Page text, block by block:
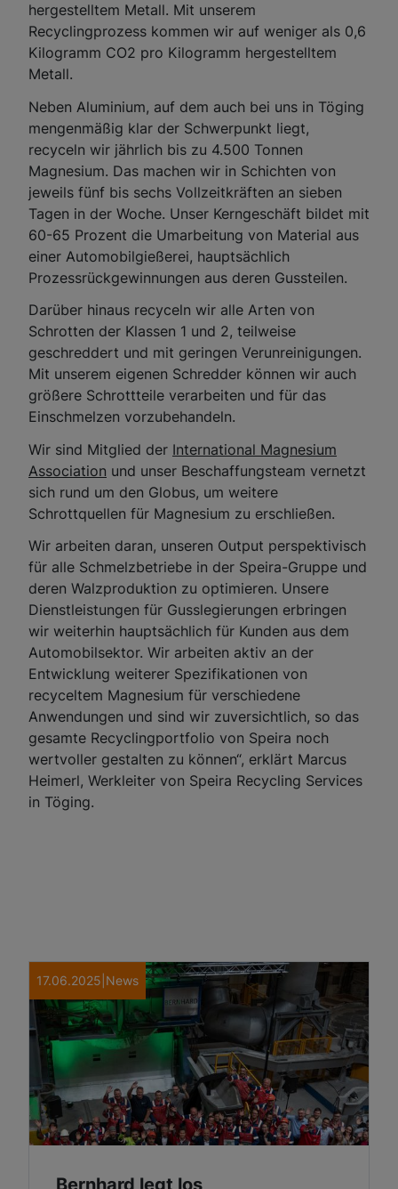
hergestelltem Metall. Mit unserem
Recyclingprozess kommen wir auf weniger als 0,6
Kilogramm CO2 pro Kilogramm hergestelltem
Metall.
Neben Aluminium, auf dem auch bei uns in Töging
mengenmäßig klar der Schwerpunkt liegt,
recyceln wir jährlich bis zu 4.500 Tonnen
Magnesium. Das machen wir in Schichten von
jeweils fünf bis sechs Vollzeitkräften an sieben
Tagen in der Woche. Unser Kerngeschäft bildet mit
60-65 Prozent die Umarbeitung von Material aus
einer Automobilgießerei, hauptsächlich
Prozessrückgewinnungen aus deren Gussteilen.
Darüber hinaus recyceln wir alle Arten von
Schrotten der Klassen 1 und 2, teilweise
geschreddert und mit geringen Verunreinigungen.
Mit unserem eigenen Schredder können wir auch
größere Schrottteile verarbeiten und für das
Einschmelzen vorzubehandeln.
Wir sind Mitglied der International Magnesium
Association und unser Beschaffungsteam vernetzt
sich rund um den Globus, um weitere
Schrottquellen für Magnesium zu erschließen.
Wir arbeiten daran, unseren Output perspektivisch
für alle Schmelzbetriebe in der Speira-Gruppe und
deren Walzproduktion zu optimieren. Unsere
Dienstleistungen für Gusslegierungen erbringen
wir weiterhin hauptsächlich für Kunden aus dem
Automobilsektor. Wir arbeiten aktiv an der
Entwicklung weiterer Spezifikationen von
recyceltem Magnesium für verschiedene
Anwendungen und sind wir zuversichtlich, so das
gesamte Recyclingportfolio von Speira noch
wertvoller gestalten zu können“, erklärt Marcus
Heimerl, Werkleiter von Speira Recycling Services
in Töging.
17.06.2025 News
Bernhard legt los